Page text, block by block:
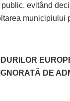
evitând
municipiului
DE